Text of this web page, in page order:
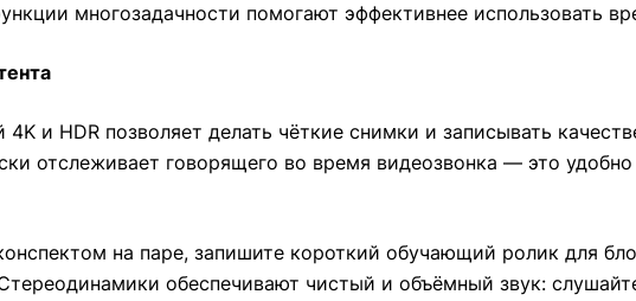
многозадачности помогают эффективнее использовать
и HDR позволяет делать чёткие снимки и записывать
отслеживает говорящего во время видеозвонка — это удобно
на паре, запишите короткий обучающий ролик для
обеспечивают чистый и объёмный звук: